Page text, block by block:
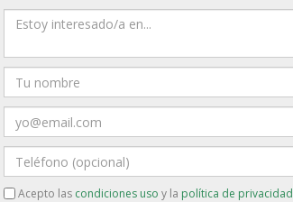
Mensaje
Nombre
Email
Teléfono
Acepto las condiciones uso y la política de privacidad